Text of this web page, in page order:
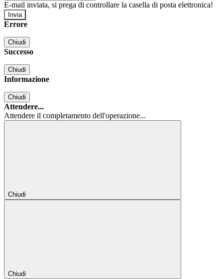
E-mail inviata, si prega di controllare la casella di posta elettronica!
Errore
Chiudi
Successo
Chiudi
Informazione
Chiudi
Attendere...
Attendere il completamento dell'operazione...
Chiudi
Chiudi